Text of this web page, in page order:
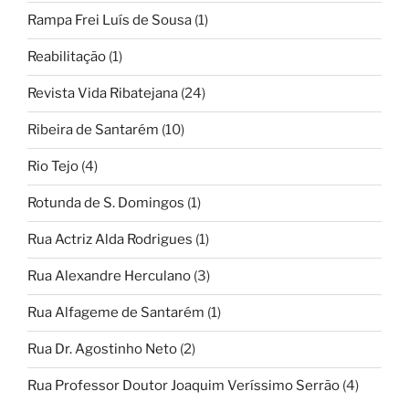
Rampa Frei Luís de Sousa (1)
Reabilitação (1)
Revista Vida Ribatejana (24)
Ribeira de Santarém (10)
Rio Tejo (4)
Rotunda de S. Domingos (1)
Rua Actriz Alda Rodrigues (1)
Rua Alexandre Herculano (3)
Rua Alfageme de Santarém (1)
Rua Dr. Agostinho Neto (2)
Rua Professor Doutor Joaquim Veríssimo Serrão (4)